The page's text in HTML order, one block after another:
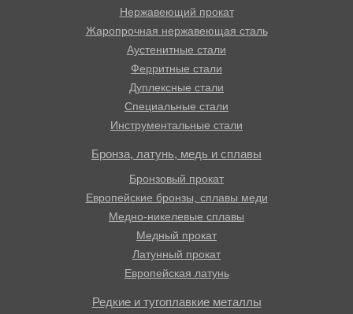
Нержавеющий прокат
Жаропрочная нержавеющая сталь
Аустенитные стали
Ферритные стали
Дуплексные стали
Специальные стали
Инструментальные стали
Бронза, латунь, медь и сплавы
Бронзовый прокат
Европейские бронзы, сплавы меди
Медно-никелевые сплавы
Медный прокат
Латунный прокат
Европейская латунь
Редкие и тугоплавкие металлы